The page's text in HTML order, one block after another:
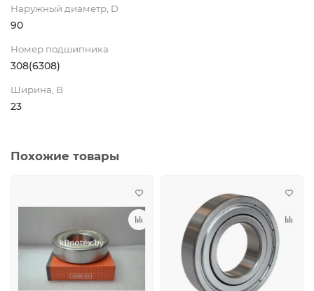
Наружный диаметр, D
90
Номер подшипника
308(6308)
Ширина, B
23
Похожие товары